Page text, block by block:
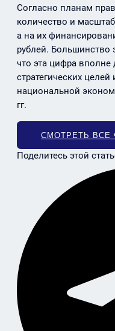
Согласно планам
количество и
а на их
рублей. Большинство
что эта цифра
стратегических
национальной
гг.
СМОТРЕТЬ ВСЕ
Поделитесь этой